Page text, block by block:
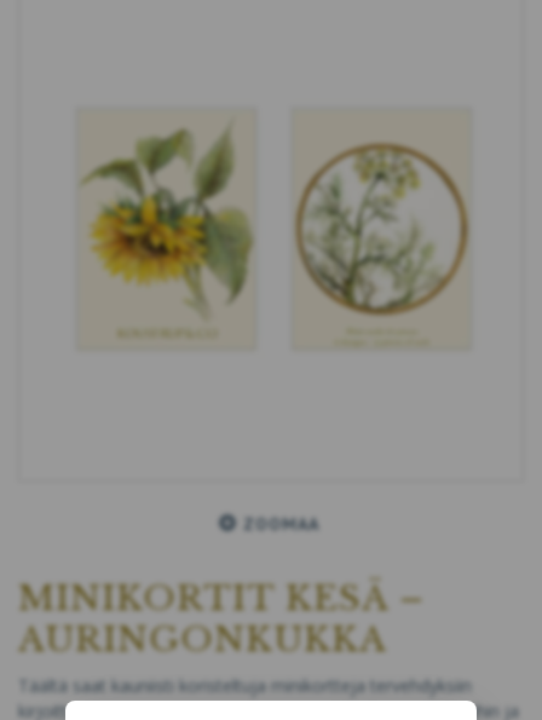
ZOOMAA
MINIKORTIT KESÄ –
AURINGONKUKKA
Täältä saat kauniisti koristeltuja minikortteja tervehdyksiin
kirjoittamista varten. Kortteja voi esimerkiksi käyttää lahjoihin ja